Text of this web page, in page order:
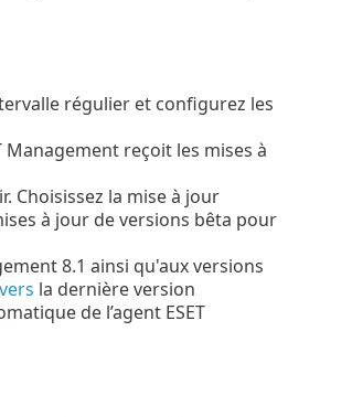
régulier et configurez les
reçoit les mises à
Choisissez la mise à jour
à jour de versions bêta pour
8.1 ainsi qu'aux versions
la dernière version
de l’agent ESET